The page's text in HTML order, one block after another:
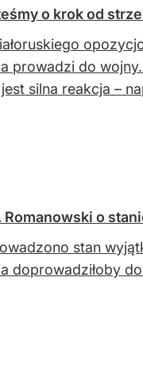
o krok od
prowadzi do
silna reakcja –
o
stan
doprowadziłoby